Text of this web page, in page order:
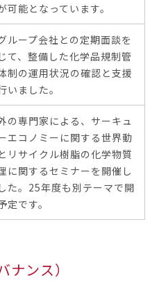
可能となっています。
ループ会社との定期面談を
て、整備した化学品規制管
制の運用状況の確認と支援
いました。
の専門家による、サーキュ
エコノミーに関する世界動
リサイクル樹脂の化学物質
に関するセミナーを開催し
た。25年度も別テーマで開
定です。
ナンス）